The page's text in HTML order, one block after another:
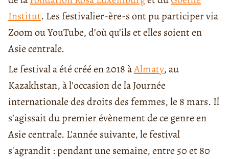
Institut. Les festivalier-ère-s ont pu participer via
Zoom ou YouTube, d’où qu’ils et elles soient en
Asie centrale.
Le festival a été créé en 2018 àAlmaty, au
Kazakhstan, à l'occasion de la Journée
internationale des droits des femmes, le 8 mars. Il
s’agissait du premier évènement de ce genre en
Asie centrale. L'année suivante, le festival
s'agrandit : pendant une semaine, entre 50 et 80